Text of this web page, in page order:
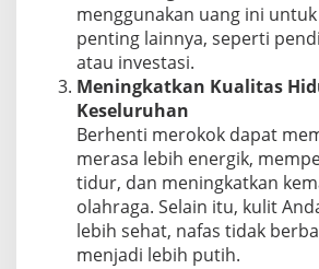
menggunakan uang ini
penting lainnya, seperti
atau investasi.
Meningkatkan Kualitas
Keseluruhan
Berhenti merokok dapat
merasa lebih energik,
tidur, dan meningkatkan
olahraga. Selain itu, kulit
lebih sehat, nafas tidak
menjadi lebih putih.